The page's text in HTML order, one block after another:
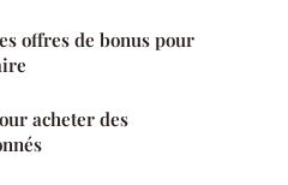
offres de bonus pour
acheter des